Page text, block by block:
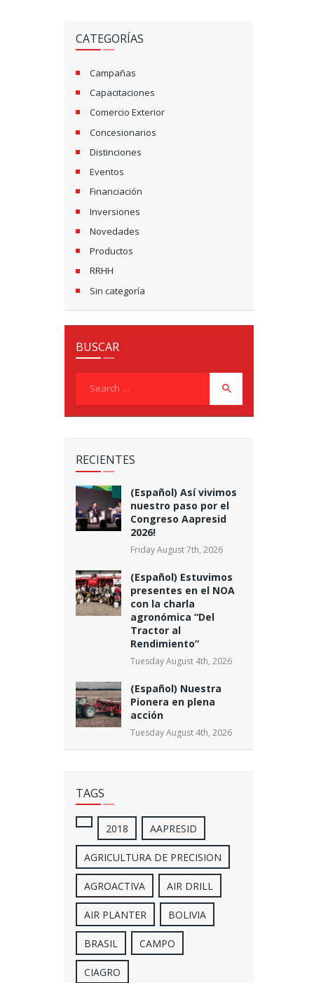
A
V
G
A
O
N
CATEGORÍAS
Campañas
Capacitaciones
Comercio Exterior
Concesionarios
Distinciones
Eventos
Financiación
Inversiones
Novedades
Productos
RRHH
Sin categoría
BUSCAR
RECIENTES
(Español) Así vivimos
nuestro paso por el
Congreso Aapresid
2026!
Friday August 7th, 2026
(Español) Estuvimos
presentes en el NOA
con la charla
agronómica “Del
Tractor al
Rendimiento”
Tuesday August 4th, 2026
(Español) Nuestra
Pionera en plena
acción
Tuesday August 4th, 2026
TAGS
2018 AAPRESID
AGRICULTURA DE PRECISION
AGROACTIVA AIR DRILL
AIR PLANTER BOLIVIA
BRASIL CAMPO
CIAGRO